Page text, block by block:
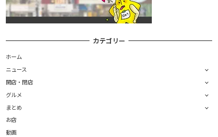
カテゴリー
ホーム
ニュース
開店・閉店
グルメ
まとめ
お店
動画